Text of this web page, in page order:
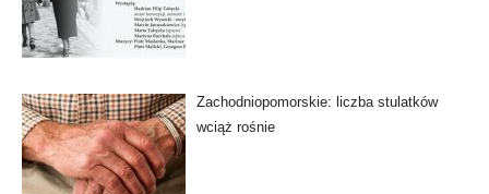
Zachodniopomorskie: liczba stulatków
wciąż rośnie